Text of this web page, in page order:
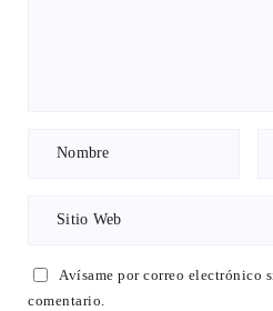
Avísame por correo electrónico
comentario.